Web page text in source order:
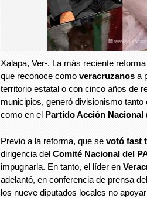
Xalapa, Ver-. La más reciente
que reconoce como veracruzanos a
territorio estatal o con cinco años de
municipios, generó divisionismo tanto
como en el Partido Acción Nacional
Previo a la reforma, que se votó fast
dirigencia del Comité Nacional del
impugnarla. En tanto, el líder en
adelantó, en conferencia de prensa
los nueve diputados locales no